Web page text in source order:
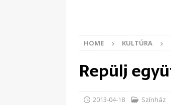
HOME KULTÚRA
Repülj
2013-04-18 Színház